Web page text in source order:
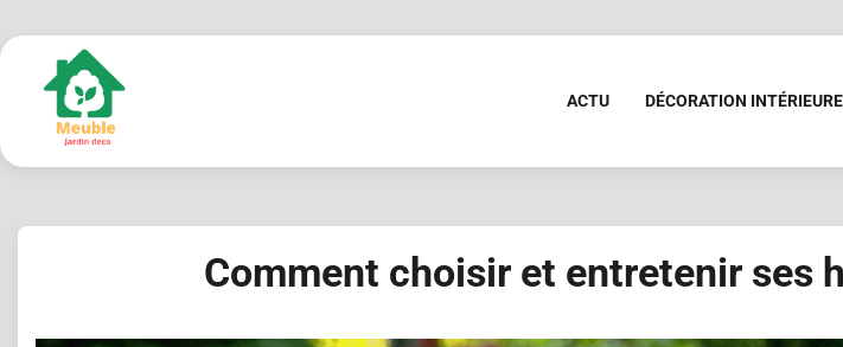
to
content
ACTU DÉCORATION INTÉRIEURE
Comment choisir et entretenir ses